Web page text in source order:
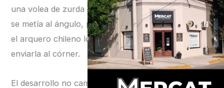
una volea de zurda que
se metía al ángulo, pero
el arquero chileno logró
enviarla al córner.
El desarrollo no cambió